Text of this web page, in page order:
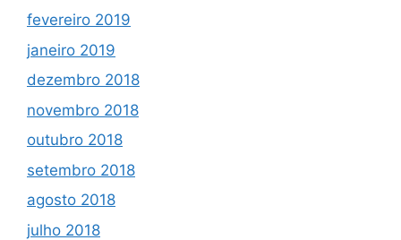
fevereiro 2019
janeiro 2019
dezembro 2018
novembro 2018
outubro 2018
setembro 2018
agosto 2018
julho 2018